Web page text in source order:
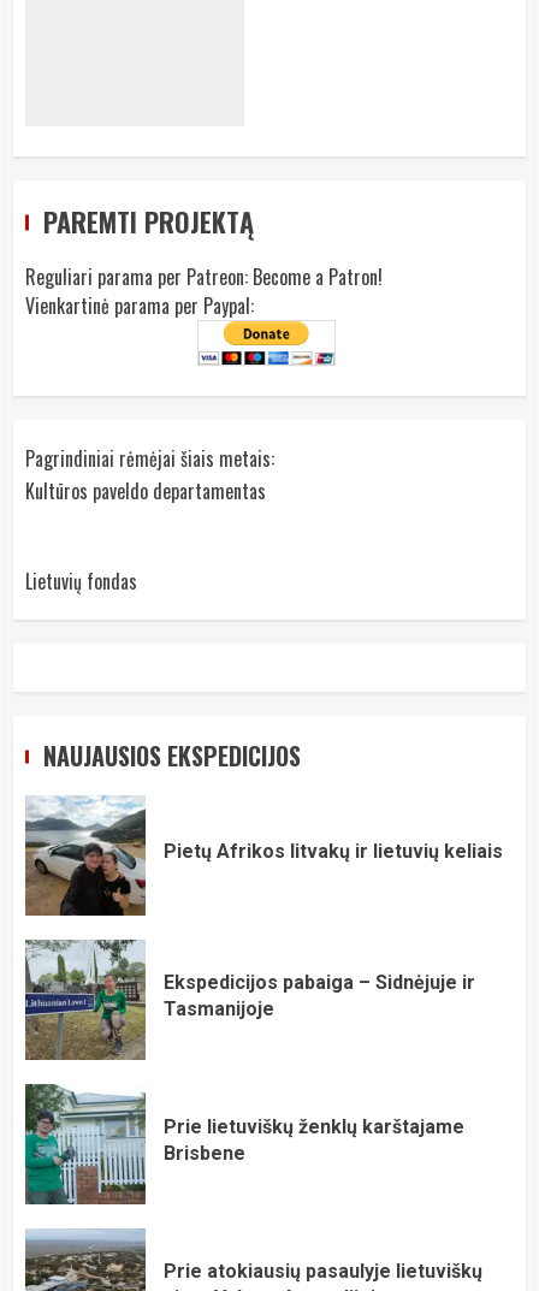
PAREMTI PROJEKTĄ
Reguliari parama per Patreon: Become a Patron!
Vienkartinė parama per Paypal:
Pagrindiniai rėmėjai šiais metais:
Kultūros paveldo departamentas
Lietuvių fondas
NAUJAUSIOS EKSPEDICIJOS
Pietų Afrikos litvakų ir lietuvių keliais
Ekspedicijos pabaiga – Sidnėjuje ir
Tasmanijoje
Prie lietuviškų ženklų karštajame
Brisbene
Prie atokiausių pasaulyje lietuviškų